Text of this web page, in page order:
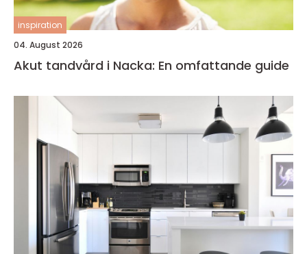
inspiration
04. August 2026
Akut tandvård i Nacka: En omfattande guide